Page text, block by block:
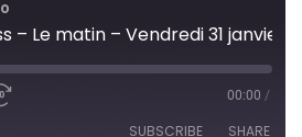
i
n
00:00 /
SUBSCRIBE SHARE